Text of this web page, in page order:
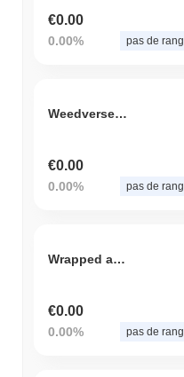
€0.00
0.00% pas de rang
Weedverse Strains
€0.00
0.00% pas de rang
Wrapped aRIA
€0.00
0.00% pas de rang